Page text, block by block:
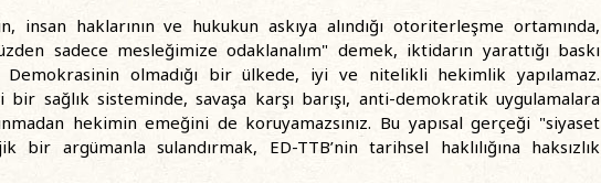
insan haklarının ve hukukun askıya alındığı otoriterleşme ortamında,
sadece mesleğimize odaklanalım" demek, iktidarın yarattığı baskı
olmadığı bir ülkede, iyi ve nitelikli hekimlik yapılamaz.
bir sağlık sisteminde, savaşa karşı barışı, anti-demokratik uygulamalara
hekimin emeğini de koruyamazsınız. Bu yapısal gerçeği "siyaset
bir argümanla sulandırmak, ED-TTB’nin tarihsel haklılığına haksızlık